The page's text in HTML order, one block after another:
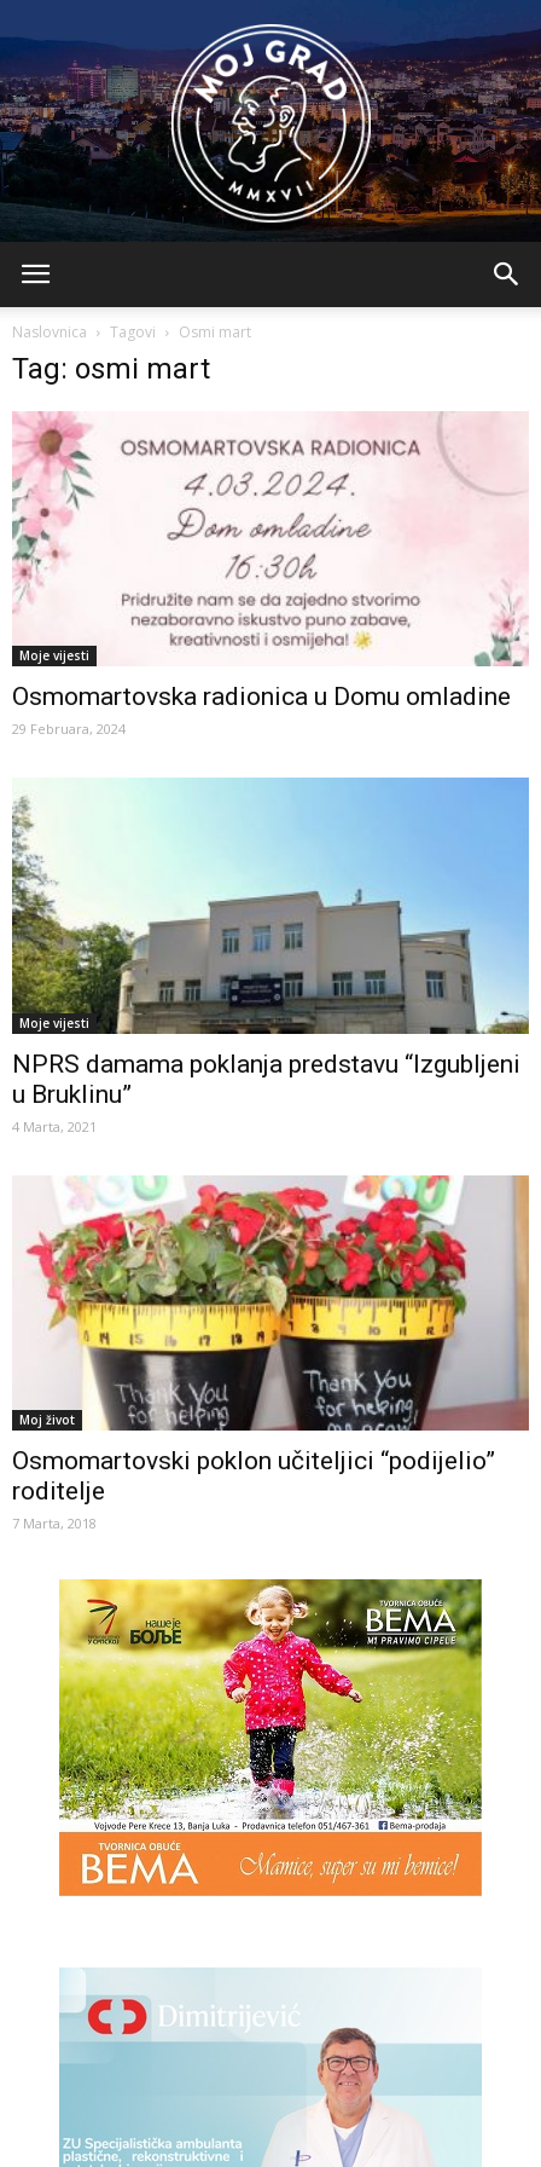
Naslovnica Tagovi Osmi mart
Tag: osmi mart
Moje vijesti
Osmomartovska radionica u Domu omladine
29 Februara, 2024
Moje vijesti
NPRS damama poklanja predstavu “Izgubljeni
u Bruklinu”
4 Marta, 2021
Moj život
Osmomartovski poklon učiteljici “podijelio”
roditelje
7 Marta, 2018